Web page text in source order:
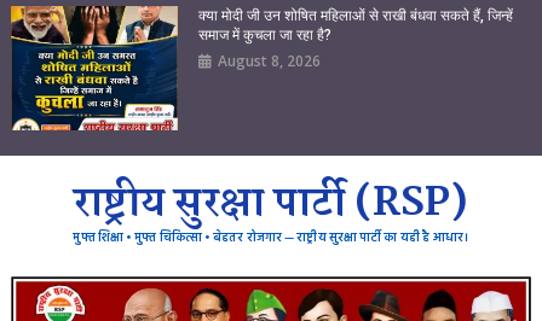
क्या मोदी जी उन शोषित महिलाओं से राखी बंधवा सकते हैं, जिन्हें
समाज में कुचला जा रहा है?
August 8, 2026
राष्ट्रीय सुरक्षा पार्टी (RSP)
मुफ्त शिक्षा • मुफ्त चिकित्सा • बेहतर रोजगार — राष्ट्रीय सुरक्षा पार्टी का यही है आधार।